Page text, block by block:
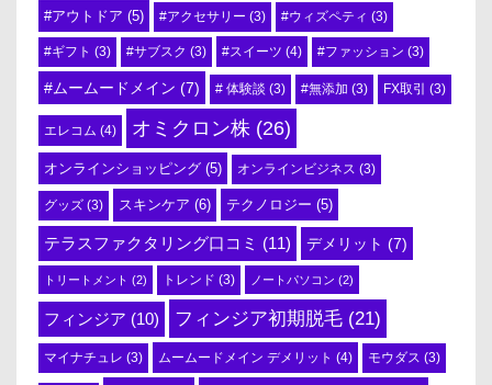
#アウトドア (5) #アクセサリー (3) #ウィズペティ (3)
#ギフト (3) #サブスク (3) #スイーツ (4) #ファッション (3)
#ムームードメイン (7) # 体験談 (3) #無添加 (3) FX取引 (3)
エレコム (4) オミクロン株 (26)
オンラインショッピング (5) オンラインビジネス (3)
グッズ (3) スキンケア (6) テクノロジー (5)
テラスファクタリング口コミ (11) デメリット (7)
トリートメント (2) トレンド (3) ノートパソコン (2)
フィンジア (10) フィンジア初期脱毛 (21)
マイナチュレ (3) ムームードメイン デメリット (4) モウダス (3)